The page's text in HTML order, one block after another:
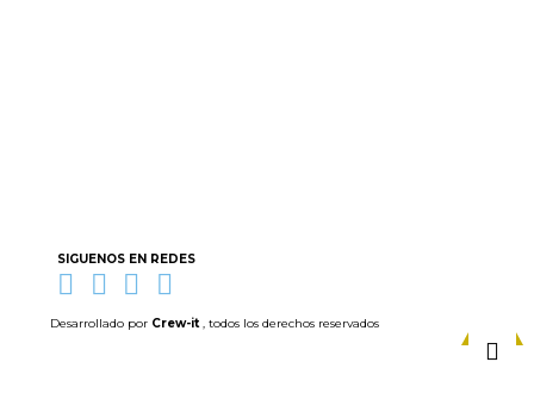
SIGUENOS EN REDES
Desarrollado por Crew-it , todos los derechos reservados